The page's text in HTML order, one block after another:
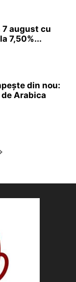
august cu
7,50%...
din nou:
Arabica